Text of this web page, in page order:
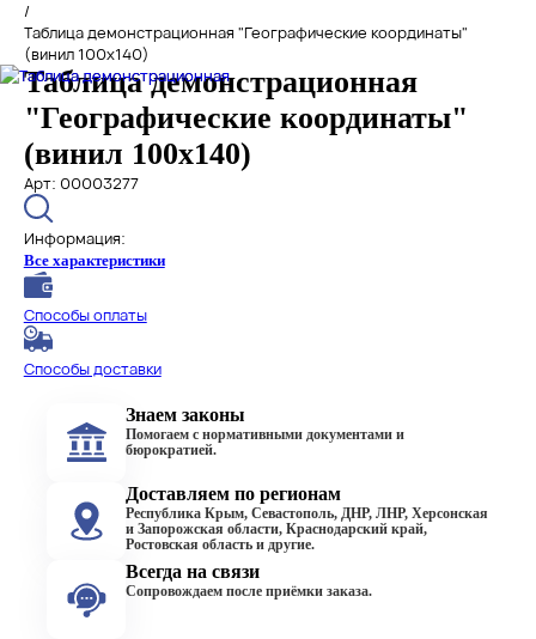
/
Таблица демонстрационная "Географические координаты"
(винил 100x140)
Таблица демонстрационная
"Географические координаты"
(винил 100x140)
Арт: 00003277
Информация:
Все характеристики
Способы оплаты
Способы доставки
Знаем законы
Помогаем с нормативными документами и
бюрократией.
Доставляем по регионам
Республика Крым, Севастополь, ДНР, ЛНР, Херсонская
и Запорожская области, Краснодарский край,
Ростовская область и другие.
Всегда на связи
Сопровождаем после приёмки заказа.